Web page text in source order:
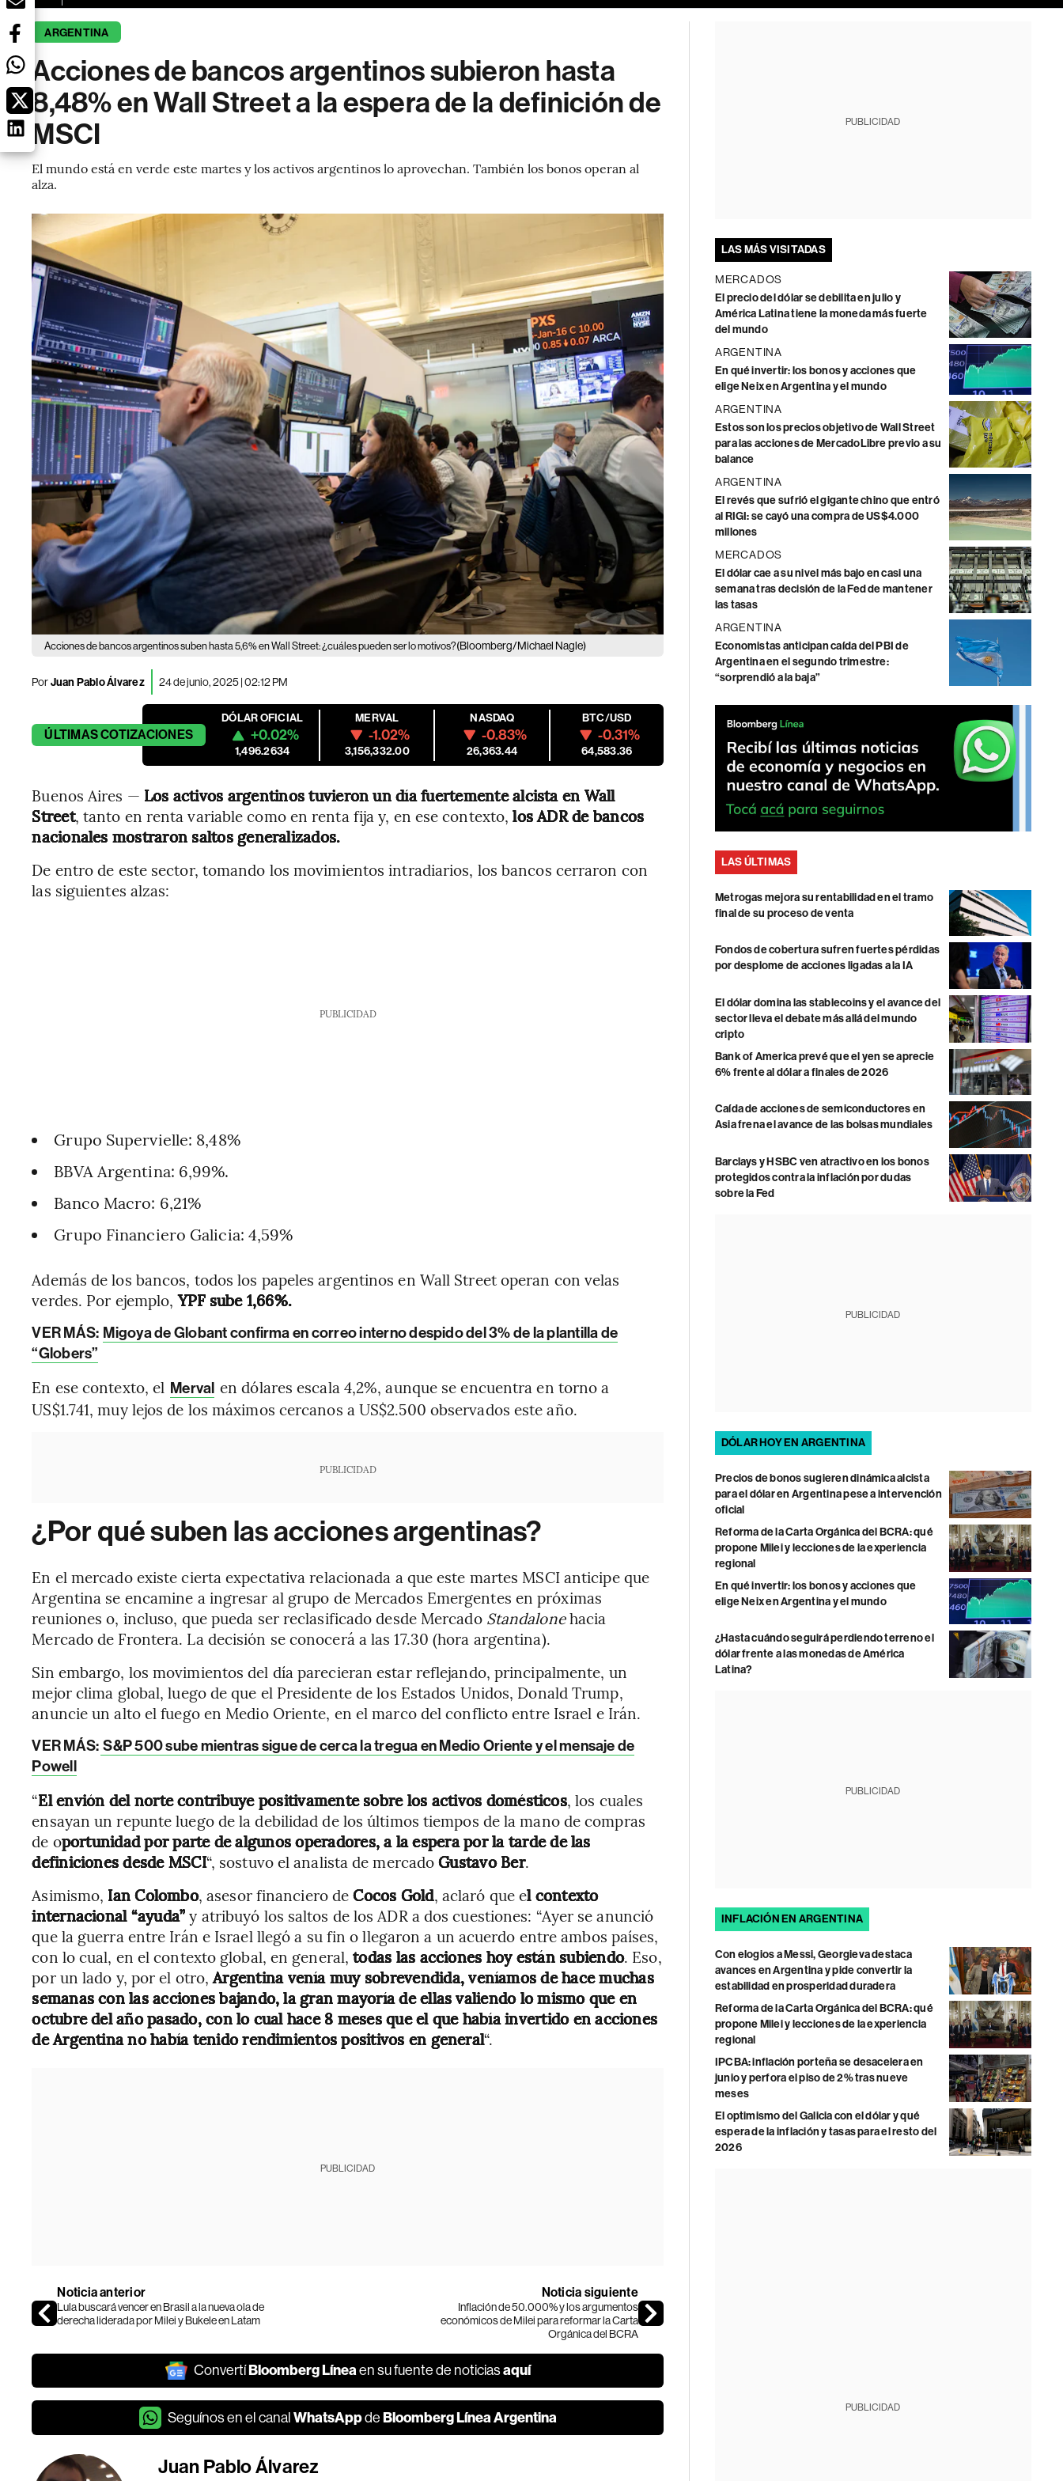
ARGENTINA
Acciones de bancos argentinos subieron hasta
8,48% en Wall Street a la espera de la definición de
MSCI
El mundo está en verde este martes y los activos argentinos lo aprovechan. También los bonos operan al
alza.
Acciones de bancos argentinos suben hasta 5,6% en Wall Street: ¿cuáles pueden ser lo motivos?(Bloomberg/Michael Nagle)
PorJuan Pablo Álvarez 24 de junio, 2025 | 02:12 PM
ÚLTIMASCOTIZACIONES
DÓLAR OFICIAL
+0.02%
1,496.2634
MERVAL
-1.02%
3,156,332.00
NASDAQ
-0.83%
26,363.44
BTC/USD
-0.31%
64,583.36
Buenos Aires — Los activos argentinos tuvieron un día fuertemente alcista en Wall
Street, tanto en renta variable como en renta fija y, en ese contexto,los ADR de bancos
nacionales mostraron saltos generalizados.
De entro de este sector, tomando los movimientos intradiarios, los bancos cerraron con
las siguientes alzas:
PUBLICIDAD
Grupo Supervielle: 8,48%
BBVA Argentina: 6,99%.
Banco Macro: 6,21%
Grupo Financiero Galicia: 4,59%
Además de los bancos, todos los papeles argentinos en Wall Street operan con velas
verdes. Por ejemplo, YPF sube 1,66%.
VER MÁS: Migoya de Globant confirma en correo interno despido del 3% de la plantilla de
“Globers”
En ese contexto, el Merval en dólares escala 4,2%, aunque se encuentra en torno a
US$1.741, muy lejos de los máximos cercanos a US$2.500 observados este año.
PUBLICIDAD
¿Por qué suben las acciones argentinas?
En el mercado existe cierta expectativa relacionada a que este martes MSCI anticipe que
Argentina se encamine a ingresar al grupo de Mercados Emergentes en próximas
reuniones o, incluso, que pueda ser reclasificado desde Mercado Standalonehacia
Mercado de Frontera. La decisión se conocerá a las 17.30 (hora argentina).
Sin embargo, los movimientos del día parecieran estar reflejando, principalmente, un
mejor clima global, luego de que el Presidente de los Estados Unidos, Donald Trump,
anuncie un alto el fuego en Medio Oriente, en el marco del conflicto entre Israel e Irán.
VER MÁS: S&P 500 sube mientras sigue de cerca la tregua en Medio Oriente y el mensaje de
Powell
“El envión del norte contribuye positivamente sobre los activos domésticos, los cuales
ensayan un repunte luego de la debilidad de los últimos tiempos de la mano de compras
de oportunidad por parte de algunos operadores, a la espera por la tarde de las
definiciones desde MSCI“, sostuvo el analista de mercadoGustavo Ber.
Asimismo, Ian Colombo, asesor financiero deCocos Gold, aclaró que el contexto
internacional “ayuda”y atribuyó los saltos de los ADR a dos cuestiones: “Ayer se anunció
que la guerra entre Irán e Israel llegó a su fin o llegaron a un acuerdo entre ambos países,
con lo cual, en el contexto global, en general,todas las acciones hoy están subiendo. Eso,
por un lado y, por el otro,Argentina venía muy sobrevendida, veníamos de hace muchas
semanas con las acciones bajando, la gran mayoría de ellas valiendo lo mismo que en
octubre del año pasado, con lo cual hace 8 meses que el que había invertido en acciones
de Argentina no había tenido rendimientos positivos en general“.
PUBLICIDAD
Noticia anterior
Lula buscará vencer en Brasil a la nueva ola de
derecha liderada por Milei y Bukele en Latam
Noticia siguiente
Inflación de 50.000% y los argumentos
económicos de Milei para reformar la Carta
Orgánica del BCRA
ConvertíBloomberg Líneaen su fuente de noticiasaquí
Seguínos en el canal WhatsAppde Bloomberg Línea Argentina
Juan Pablo Álvarez
PUBLICIDAD
LAS MÁS VISITADAS
MERCADOS
El precio del dólar se debilita en julio y
América Latina tiene la moneda más fuerte
del mundo
ARGENTINA
En qué invertir: los bonos y acciones que
elige Neix en Argentina y el mundo
ARGENTINA
Estos son los precios objetivo de Wall Street
para las acciones de MercadoLibre previo a su
balance
ARGENTINA
El revés que sufrió el gigante chino que entró
al RIGI: se cayó una compra de US$4.000
millones
MERCADOS
El dólar cae a su nivel más bajo en casi una
semana tras decisión de la Fed de mantener
las tasas
ARGENTINA
Economistas anticipan caída del PBI de
Argentina en el segundo trimestre:
“sorprendió a la baja”
LAS ÚLTIMAS
Metrogas mejora su rentabilidad en el tramo
final de su proceso de venta
Fondos de cobertura sufren fuertes pérdidas
por desplome de acciones ligadas a la IA
El dólar domina las stablecoins y el avance del
sector lleva el debate más allá del mundo
cripto
Bank of America prevé que el yen se aprecie
6% frente al dólar a finales de 2026
Caída de acciones de semiconductores en
Asia frena el avance de las bolsas mundiales
Barclays y HSBC ven atractivo en los bonos
protegidos contra la inflación por dudas
sobre la Fed
PUBLICIDAD
DÓLAR HOY EN ARGENTINA
Precios de bonos sugieren dinámica alcista
para el dólar en Argentina pese a intervención
oficial
Reforma de la Carta Orgánica del BCRA: qué
propone Milei y lecciones de la experiencia
regional
En qué invertir: los bonos y acciones que
elige Neix en Argentina y el mundo
¿Hasta cuándo seguirá perdiendo terreno el
dólar frente a las monedas de América
Latina?
PUBLICIDAD
INFLACIÓN EN ARGENTINA
Con elogios a Messi, Georgieva destaca
avances en Argentina y pide convertir la
estabilidad en prosperidad duradera
Reforma de la Carta Orgánica del BCRA: qué
propone Milei y lecciones de la experiencia
regional
IPCBA: inflación porteña se desacelera en
junio y perfora el piso de 2% tras nueve
meses
El optimismo del Galicia con el dólar y qué
espera de la inflación y tasas para el resto del
2026
PUBLICIDAD